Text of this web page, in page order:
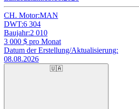
CH. Motor:MAN
DWT:6 304
Baujahr:2 010
3 000 $ pro Monat
Datum der Erstellung/Aktualisierung:
08.08.2026
🇺🇦